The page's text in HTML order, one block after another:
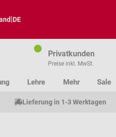
|DE
Privatkunden
Preise inkl. MwSt.
Lehre Mehr Sale
Lieferung in 1-3 Werktagen